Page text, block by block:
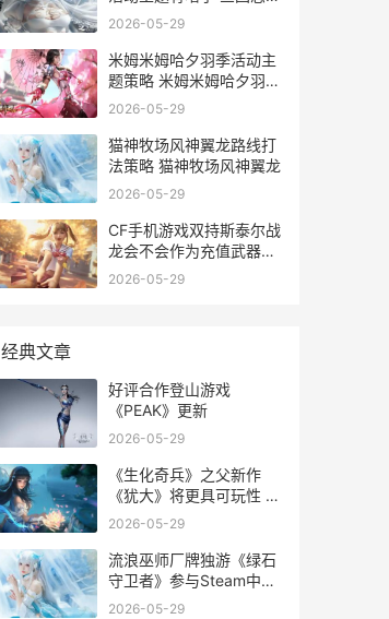
想大陆0.1折
2026-05-29
米姆米姆哈夕羽季活动主
题策略 米姆米姆哈夕羽雀
怎么培育
2026-05-29
猫神牧场风神翼龙路线打
法策略 猫神牧场风神翼龙
2026-05-29
CF手机游戏双持斯泰尔战
龙会不会作为充值武器上
线 cf手机游戏双持怎么玩
2026-05-29
经典文章
好评合作登山游戏
《PEAK》更新
2026-05-29
《生化奇兵》之父新作
《犹大》将更具可玩性 生
化奇兵2022
2026-05-29
流浪巫师厂牌独游《绿石
守卫者》参与Steam中世
纪游戏节 流浪的巫妖
2026-05-29